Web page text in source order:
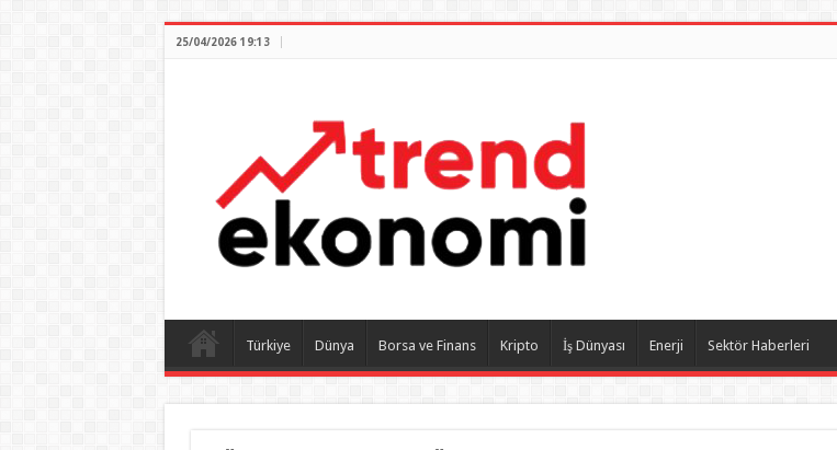
25/04/2026 19:13
Türkiye Dünya Borsa ve Finans Kripto İş Dünyası Enerji Sektör Haberleri